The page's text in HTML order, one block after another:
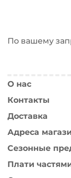
По вашему
О нас
Контакты
Доставка
Адреса
Сезонные
Плати